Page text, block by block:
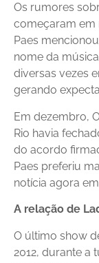
Os rumores
começaram em
Paes
nome da
diversas vezes
gerando
Em dezembro,
Rio havia
do acordo
Paes preferiu
notícia agora
A relação de
O último show
2012, durante a